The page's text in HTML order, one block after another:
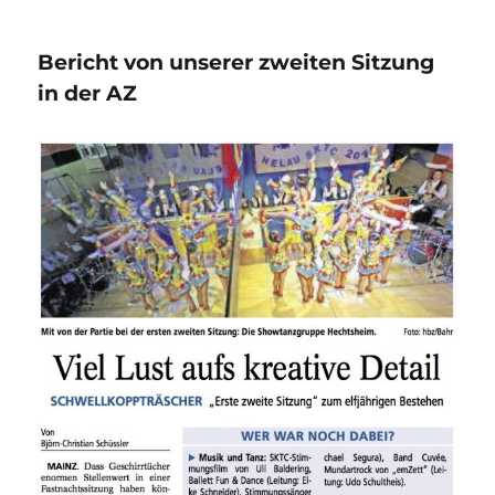
Bericht von unserer zweiten Sitzung
in der AZ